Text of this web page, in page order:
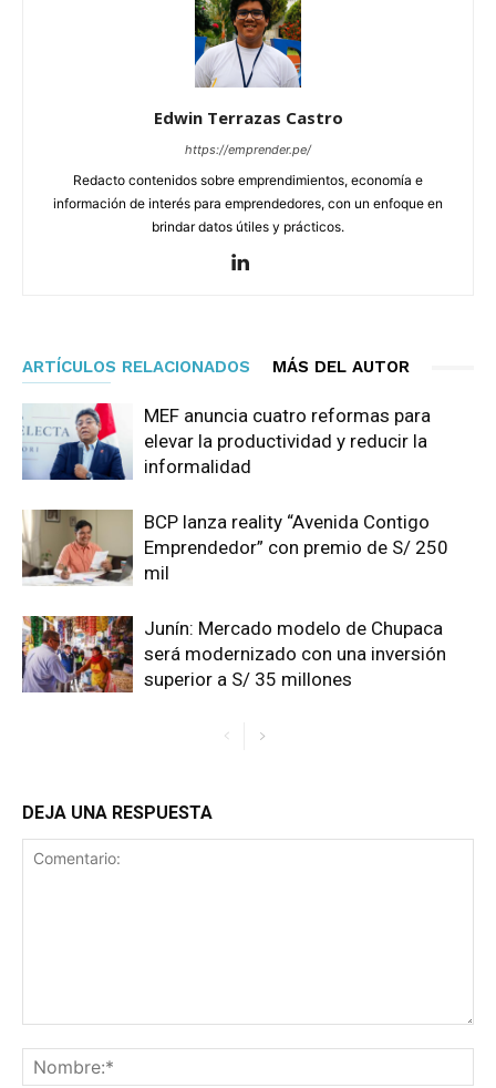
Edwin Terrazas Castro
https://emprender.pe/
Redacto contenidos sobre emprendimientos, economía e
información de interés para emprendedores, con un enfoque en
brindar datos útiles y prácticos.
ARTÍCULOS RELACIONADOS MÁS DEL AUTOR
MEF anuncia cuatro reformas para
elevar la productividad y reducir la
informalidad
BCP lanza reality “Avenida Contigo
Emprendedor” con premio de S/ 250
mil
Junín: Mercado modelo de Chupaca
será modernizado con una inversión
superior a S/ 35 millones
DEJA UNA RESPUESTA